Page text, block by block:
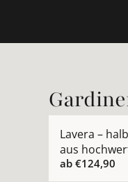
Lavera –
aus
ab €124,90